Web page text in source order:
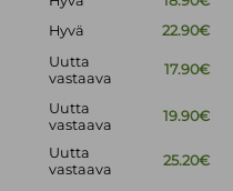
Hyvä
22.90€
Uutta
vastaava
17.90€
Uutta
vastaava
19.90€
Uutta
vastaava
25.20€